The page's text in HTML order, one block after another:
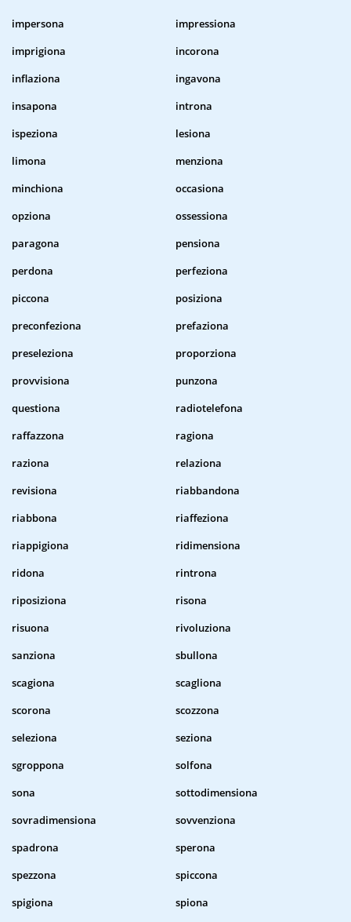
impersona
impressiona
imprigiona
incorona
inflaziona
ingavona
insapona
introna
ispeziona
lesiona
limona
menziona
minchiona
occasiona
opziona
ossessiona
paragona
pensiona
perdona
perfeziona
piccona
posiziona
preconfeziona
prefaziona
preseleziona
proporziona
provvisiona
punzona
questiona
radiotelefona
raffazzona
ragiona
raziona
relaziona
revisiona
riabbandona
riabbona
riaffeziona
riappigiona
ridimensiona
ridona
rintrona
riposiziona
risona
risuona
rivoluziona
sanziona
sbullona
scagiona
scagliona
scorona
scozzona
seleziona
seziona
sgroppona
solfona
sona
sottodimensiona
sovradimensiona
sovvenziona
spadrona
sperona
spezzona
spiccona
spigiona
spiona